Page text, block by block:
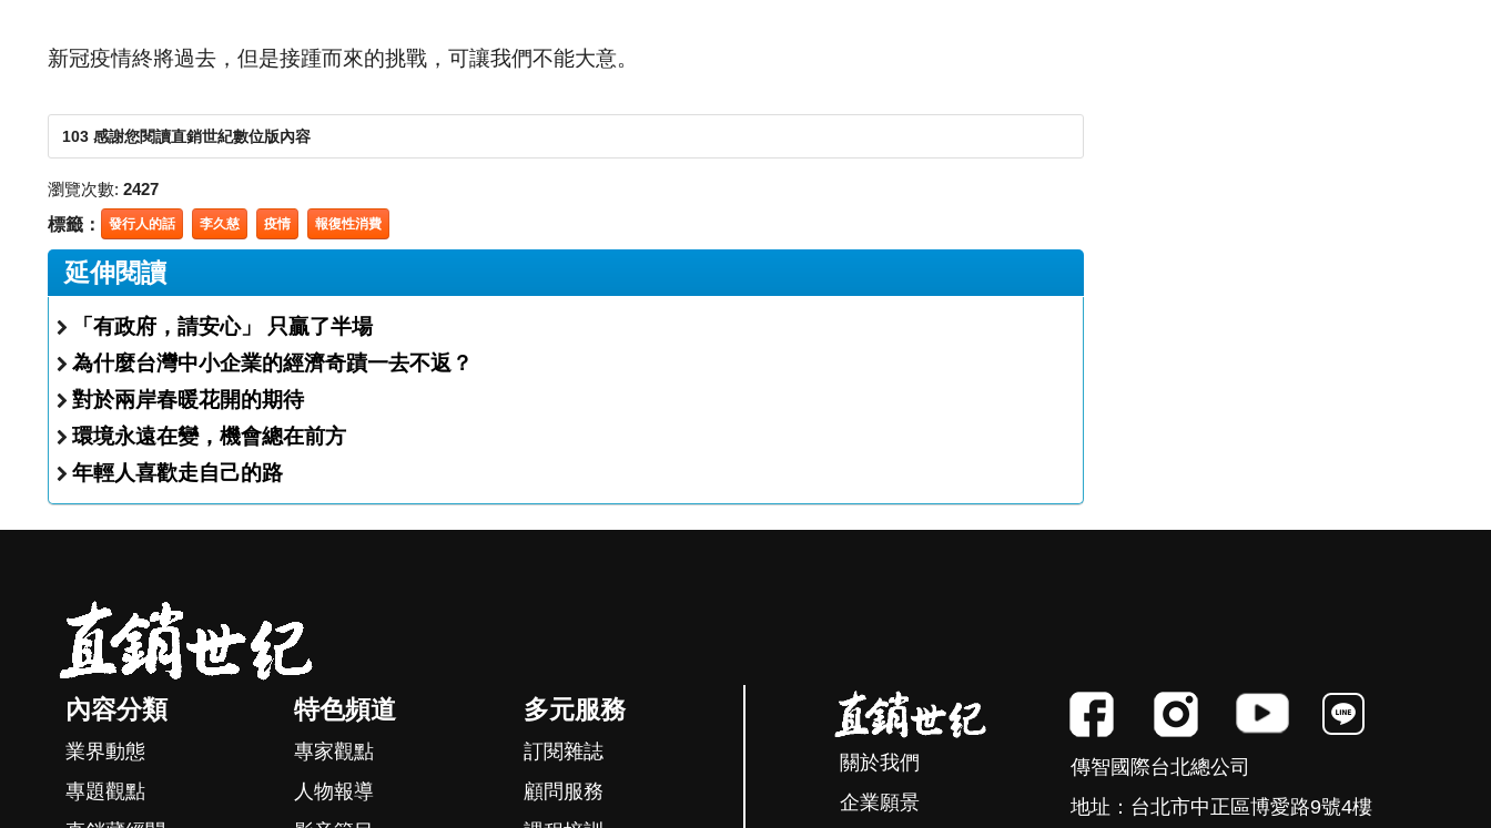
新冠疫情終將過去，但是接踵而來的挑戰，可讓我們不能大意。
103 感謝您閱讀直銷世紀數位版內容
瀏覽次數: 2427
標籤： 發行人的話 李久慈 疫情 報復性消費
延伸閱讀
「有政府，請安心」 只贏了半場
為什麼台灣中小企業的經濟奇蹟一去不返？
對於兩岸春暖花開的期待
環境永遠在變，機會總在前方
年輕人喜歡走自己的路
內容分類
業界動態
專題觀點
特色頻道
專家觀點
人物報導
多元服務
訂閱雜誌
顧問服務
關於我們
企業願景
傳智國際台北總公司
地址：台北市中正區博愛路9號4樓